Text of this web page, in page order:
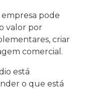
empresa pode
valor por
criar
comercial.
está
o que está